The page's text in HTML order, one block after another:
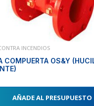
INCENDIOS
COMPUERTA OS&Y
AÑADE AL PRESUPUESTO